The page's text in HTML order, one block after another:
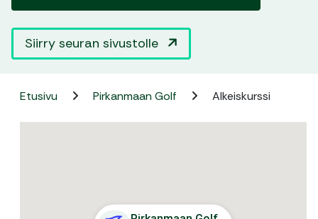
Siirry seuran sivustolle
Etusivu Pirkanmaan Golf Alkeiskurssi